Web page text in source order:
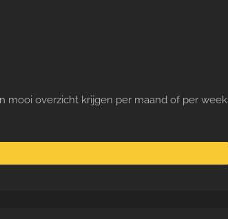
mooi overzicht krijgen per maand of per week